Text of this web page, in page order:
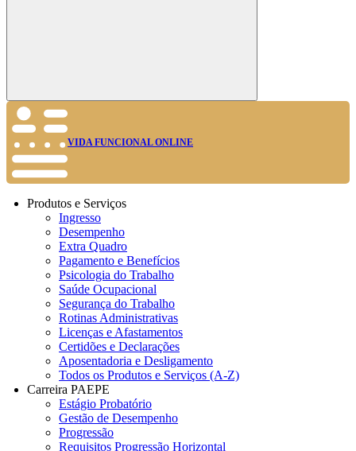
Buscar
VIDA FUNCIONAL ONLINE
Produtos e Serviços
Ingresso
Desempenho
Extra Quadro
Pagamento e Benefícios
Psicologia do Trabalho
Saúde Ocupacional
Segurança do Trabalho
Rotinas Administrativas
Licenças e Afastamentos
Certidões e Declarações
Aposentadoria e Desligamento
Todos os Produtos e Serviços (A-Z)
Carreira PAEPE
Estágio Probatório
Gestão de Desempenho
Progressão
Requisitos Progressão Horizontal